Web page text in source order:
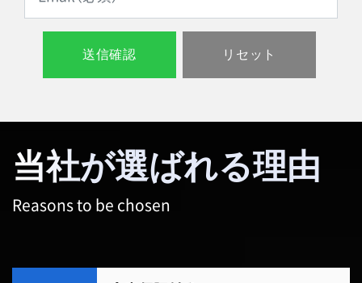
当社が選ばれる理由
Reasons to be chosen